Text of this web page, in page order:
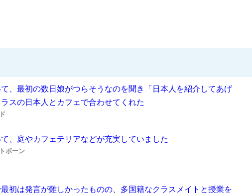
、最初の数日娘がつらそうなのを聞き「日本人を紹介してあげ
スの日本人とカフェで合わせてくれた
、庭やカフェテリアなどが充実していました
ボーン
初は発言が難しかったものの、多国籍なクラスメイトと授業を